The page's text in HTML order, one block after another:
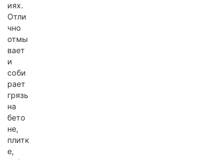
иях.
Отли
чно
отмы
вает
и
соби
рает
грязь
на
бето
не,
плитк
е,